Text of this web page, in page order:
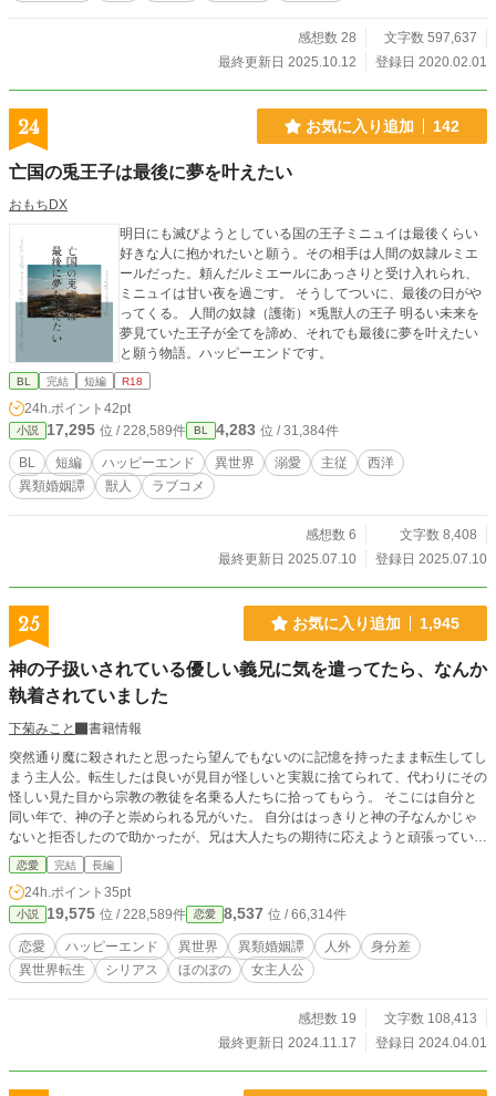
世界転生&転移に巻き込まれたマレーゼが、1000年後の世界
でスローライフを送ります！ 【この作品は逆ハーレムものと
家になろう』『カクヨム』『Pixiv』にも掲載しています】
感想数 28
文字数 597,637
最終更新日 2025.10.12
登録日 2020.02.01
24 お気に入り追加 142
亡国の兎王子は最後に夢を叶えたい
おもちDX
明日にも滅びようとしている国の王子ミニュイは最後くらい
好きな人に抱かれたいと願う。その相手は人間の奴隷ルミエ
ールだった。頼んだルミエールにあっさりと受け入れられ、
ミニュイは甘い夜を過ごす。 そうしてついに、最後の日がや
ってくる。 人間の奴隷（護衛）×兎獣人の王子 明るい未来を
夢見ていた王子が全てを諦め、それでも最後に夢を叶えたい
と願う物語。ハッピーエンドです。
BL 完結 短編 R18
24h.ポイント 42pt
小説 17,295 位 / 228,589件 BL 4,283 位 / 31,384件
BL 短編 ハッピーエンド 異世界 溺愛 主従
西洋
異類婚姻譚
獣人 ラブコメ
感想数 6
文字数 8,408
最終更新日 2025.07.10
登録日 2025.07.10
25 お気に入り追加 1,945
神の子扱いされている優しい義兄に気を遣ってたら、なんか
執着されていました
下菊みこと
書籍情報
突然通り魔に殺されたと思ったら望んでもないのに記憶を持ったまま転生してし
まう主人公。転生したは良いが見目が怪しいと実親に捨てられて、代わりにその
怪しい見た目から宗教の教徒を名乗る人たちに拾ってもらう。 そこには自分と
同い年で、神の子と崇められる兄がいた。 自分ははっきりと神の子なんかじゃ
ないと拒否したので助かったが、兄は大人たちの期待に応えようと頑張ってい
る。 そんな兄に気を遣っていたら、いつのまにやらかなり溺愛、執着されてい
たお話。 小説家になろう様でも投稿しています。 勝手ながら、タイトルとあら
すじなんか違うなと思ってちょっと変えました。
恋愛 完結 長編
24h.ポイント 35pt
小説 19,575 位 / 228,589件 恋愛 8,537 位 / 66,314件
恋愛 ハッピーエンド 異世界 異類婚姻譚 人外
身分差
異世界転生
シリアス ほのぼの 女主人公
感想数 19
文字数 108,413
最終更新日 2024.11.17
登録日 2024.04.01